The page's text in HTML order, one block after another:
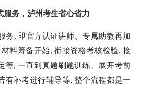
服务，泸州考生省心省力
务, 即官方认证讲师、专属助教再加
料筹备开始, 衔接资格考核检验, 接
等, 一直到真题刷题训练、展开考前
有补考进行辅导等, 整个流程都是一